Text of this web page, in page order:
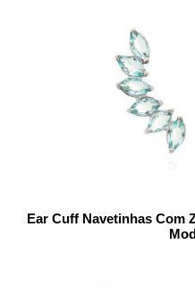
Ear Cuff Navetinhas Com